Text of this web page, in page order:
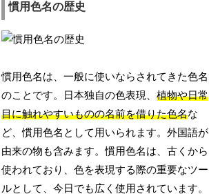
慣用色名の歴史
慣用色名は、一般に使いならされてきた色名
のことです。日本独自の色表現、植物や日常
目に触れやすいものの名前を借りた色名な
ど、慣用色名として用いられます。外国語が
由来の物も含みます。慣用色名は、古くから
使われており、色を表現する際の重要なツー
ルとして、今日でも広く使用されています。